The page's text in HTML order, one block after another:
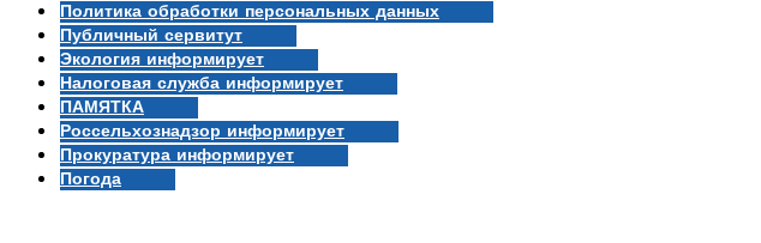
Политика обработки персональных данных
Публичный сервитут
Экология информирует
Налоговая служба информирует
ПАМЯТКА
Россельхознадзор информирует
Прокуратура информирует
Погода